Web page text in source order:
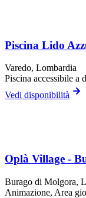
Piscina Lido
Varedo, Lombardia
Piscina accessibile a
Vedi disponibilità
Oplà Village -
Burago di Molgora,
Animazione, Area